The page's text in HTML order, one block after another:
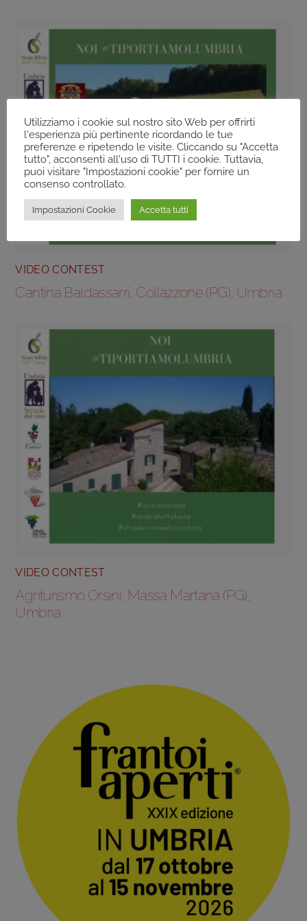
VIDEO CONTEST
Cantina Baldassarri, Collazzone (PG), Umbria
VIDEO CONTEST
Agriturismo Orsini, Massa Martana (PG),
Umbria
Utilizziamo i cookie sul nostro sito Web per offrirti
l'esperienza più pertinente ricordando le tue
preferenze e ripetendo le visite. Cliccando su "Accetta
tutto", acconsenti all'uso di TUTTI i cookie. Tuttavia,
puoi visitare "Impostazioni cookie" per fornire un
consenso controllato.
Impostazioni Cookie Accetta tutti